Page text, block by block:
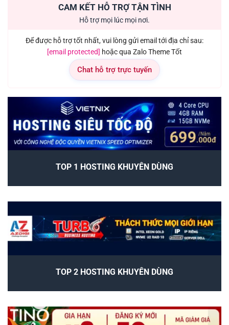
CAM KẾT HỖ TRỢ TẬN TÌNH
Hỗ trợ mọi lúc mọi nơi.
Để được hỗ trợ tốt nhất, vui lòng gửi email tới địa chỉ sau:
[email protected] hoặc qua Zalo Theme Tốt
Chat hỗ trợ trực tuyến
TOP 1 HOSTING KHUYÊN DÙNG
TOP 2 HOSTING KHUYÊN DÙNG